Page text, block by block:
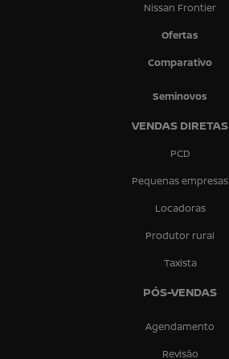
Nissan Frontier
Ofertas
Comparativo
Seminovos
VENDAS DIRETAS
PCD
Pequenas empresas
Locadoras
Produtor rural
Taxista
PÓS-VENDAS
Agendamento
Revisão